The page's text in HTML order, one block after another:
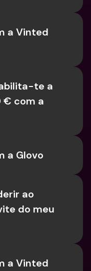
a Vinted
te a
€ com a
a Glovo
ao
do meu
a Vinted